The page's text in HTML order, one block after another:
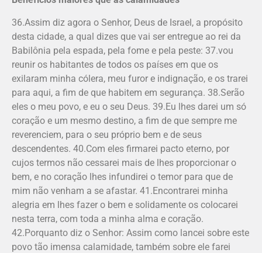
36.Assim diz agora o Senhor, Deus de Israel, a propósito
desta cidade, a qual dizes que vai ser entregue ao rei da
Babilônia pela espada, pela fome e pela peste: 37.vou
reunir os habitantes de todos os países em que os
exilaram minha cólera, meu furor e indignação, e os trarei
para aqui, a fim de que habitem em segurança. 38.Serão
eles o meu povo, e eu o seu Deus. 39.Eu lhes darei um só
coração e um mesmo destino, a fim de que sempre me
reverenciem, para o seu próprio bem e de seus
descendentes. 40.Com eles firmarei pacto eterno, por
cujos termos não cessarei mais de lhes proporcionar o
bem, e no coração lhes infundirei o temor para que de
mim não venham a se afastar. 41.Encontrarei minha
alegria em lhes fazer o bem e solidamen­te os colocarei
nesta terra, com toda a minha alma e coração.
42.Porquanto diz o Senhor: Assim como lancei sobre este
povo tão imensa calamidade, também sobre ele farei